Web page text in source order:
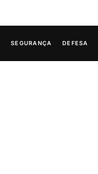
SEGURANÇA DEFESA